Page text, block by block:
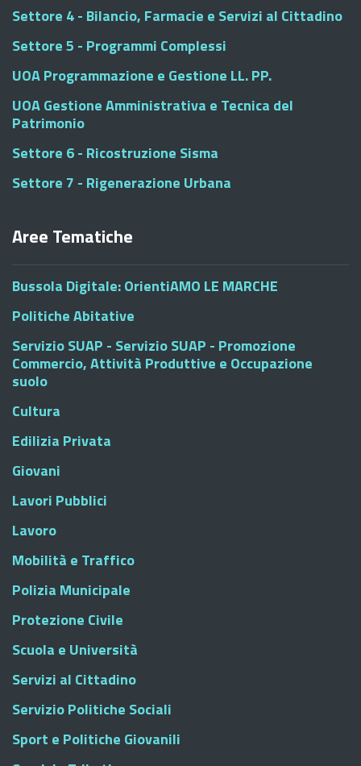
Settore 4 - Bilancio, Farmacie e Servizi al Cittadino
Settore 5 - Programmi Complessi
UOA Programmazione e Gestione LL. PP.
UOA Gestione Amministrativa e Tecnica del
Patrimonio
Settore 6 - Ricostruzione Sisma
Settore 7 - Rigenerazione Urbana
Aree Tematiche
Bussola Digitale: OrientiAMO LE MARCHE
Politiche Abitative
Servizio SUAP - Servizio SUAP - Promozione
Commercio, Attività Produttive e Occupazione
suolo
Cultura
Edilizia Privata
Giovani
Lavori Pubblici
Lavoro
Mobilità e Traffico
Polizia Municipale
Protezione Civile
Scuola e Università
Servizi al Cittadino
Servizio Politiche Sociali
Sport e Politiche Giovanili